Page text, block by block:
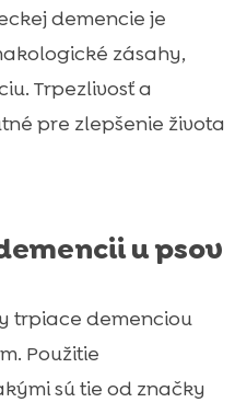
demencie je
zásahy,
Trpezlivosť a
pre zlepšenie života
u psov
trpiace demenciou
Použitie
sú tie od značky